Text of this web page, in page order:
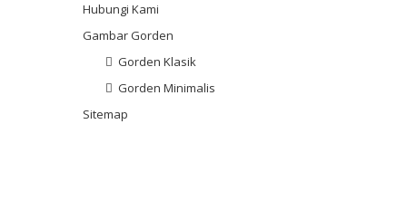
Hubungi Kami
Gambar Gorden
Gorden Klasik
Gorden Minimalis
Sitemap